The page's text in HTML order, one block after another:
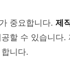
중요합니다. 제
할 수 있습니다
니다.